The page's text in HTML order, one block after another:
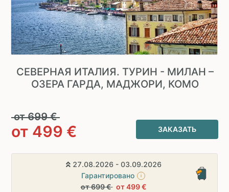
СЕВЕРНАЯ ИТАЛИЯ. ТУРИН - МИЛАН –
ОЗЕРА ГАРДА, МАДЖОРИ, КОМО
от699€
от 499 € ЗАКАЗАТЬ
27.08.2026 - 03.09.2026
Гарантировано
i
от 699 €от 499 €